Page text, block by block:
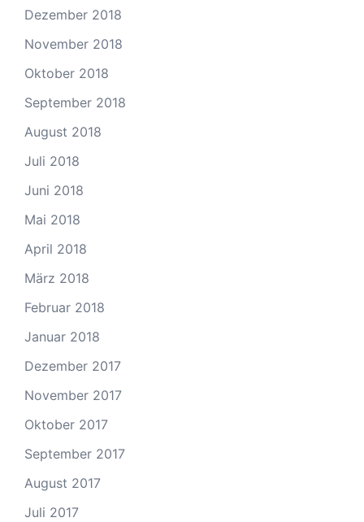
Dezember 2018
November 2018
Oktober 2018
September 2018
August 2018
Juli 2018
Juni 2018
Mai 2018
April 2018
März 2018
Februar 2018
Januar 2018
Dezember 2017
November 2017
Oktober 2017
September 2017
August 2017
Juli 2017